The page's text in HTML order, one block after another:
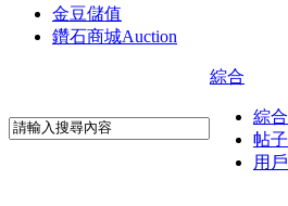
金豆儲值
鑽石商城Auction
綜合
綜合
帖子
用戶